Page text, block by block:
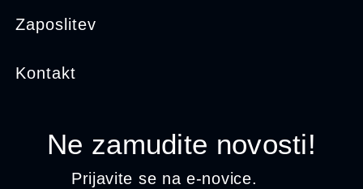
Zaposlitev
Kontakt
Ne zamudite novosti!
Prijavite se na e-novice.